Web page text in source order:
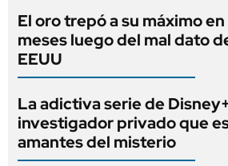
El oro trepó a su máximo
meses luego del mal dato
EEUU
La adictiva serie de
investigador privado que
amantes del misterio